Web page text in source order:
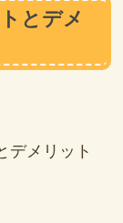
とデメ
デメリット